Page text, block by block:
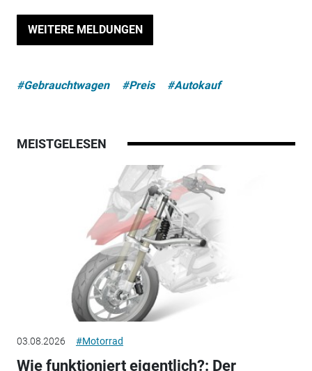
WEITERE MELDUNGEN
#Gebrauchtwagen #Preis #Autokauf
MEISTGELESEN
03.08.2026 #Motorrad
Wie funktioniert eigentlich?: Der